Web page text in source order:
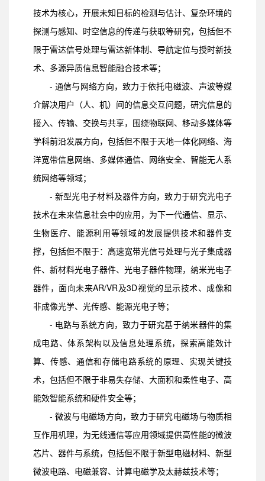
技术为核心，开展未知目标的检测与估计、复杂环境的
探测与感知、时空信息的传递与获取等研究，包括但不
限于雷达信号处理与雷达新体制、导航定位与授时新技
术、多源异质信息智能融合技术等；
- 通信与网络方向，致力于依托电磁波、声波等媒
介解决用户（人、机）间的信息交互问题，研究信息的
接入、传输、交换与共享，围绕物联网、移动多媒体等
学科前沿发展方向，包括但不限于天地一体化网络、海
洋宽带信息网络、多媒体通信、网络安全、智能无人系
统网络等领域；
- 新型光电子材料及器件方向，致力于研究光电子
技术在未来信息社会中的应用，为下一代通信、显示、
生物医疗、能源利用等领域的发展提供技术和器件支
撑，包括但不限于：高速宽带光信号处理与光子集成器
件、新材料光电子器件、光电子器件物理，纳米光电子
器件，面向未来AR/VR及3D视觉的显示技术、成像和
非成像光学、光传感、能源光电子等；
- 电路与系统方向，致力于研究基于纳米器件的集
成电路、体系架构以及信息处理系统，探索高能效计
算、传感、通信和存储电路系统的原理、实现关键技
术，包括但不限于非易失存储、大面积和柔性电子、高
能效智能系统和硬件安全等；
- 微波与电磁场方向，致力于研究电磁场与物质相
互作用机理，为无线通信等应用领域提供高性能的微波
芯片、器件与系统，包括但不限于新型电磁材料、新型
微波电路、电磁兼容、计算电磁学及太赫兹技术等；